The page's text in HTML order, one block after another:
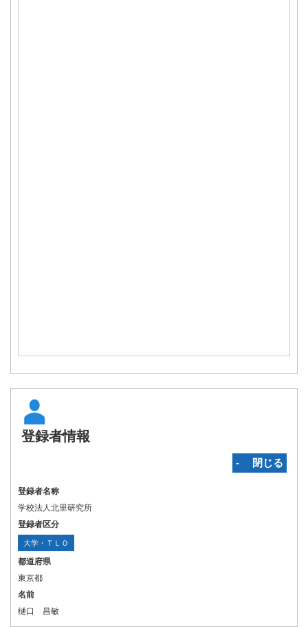
登録者情報
‐ 閉じる
登録者名称
学校法人北里研究所
登録者区分
大学・ＴＬＯ
都道府県
東京都
名前
樋口 昌敏